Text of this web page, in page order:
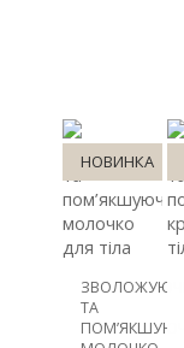
НОВИНКА
ТА